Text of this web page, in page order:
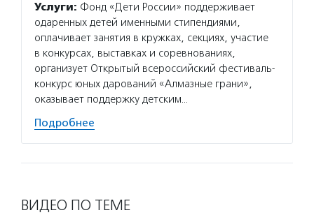
Услуги: Фонд «Дети России» поддерживает
одаренных детей именными стипендиями,
оплачивает занятия в кружках, секциях, участие
в конкурсах, выставках и соревнованиях,
организует Открытый всероссийский фестиваль-
конкурс юных дарований «Алмазные грани»,
оказывает поддержку детским…
Подробнее
ВИДЕО ПО ТЕМЕ